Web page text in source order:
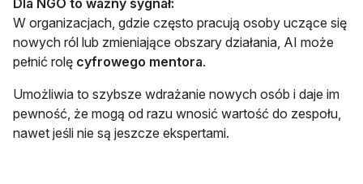
Dla NGO to ważny sygnał:
W organizacjach, gdzie często pracują osoby uczące się
nowych ról lub zmieniające obszary działania, AI może
pełnić rolę cyfrowego mentora.
Umożliwia to szybsze wdrażanie nowych osób i daje im
pewność, że mogą od razu wnosić wartość do zespołu,
nawet jeśli nie są jeszcze ekspertami.